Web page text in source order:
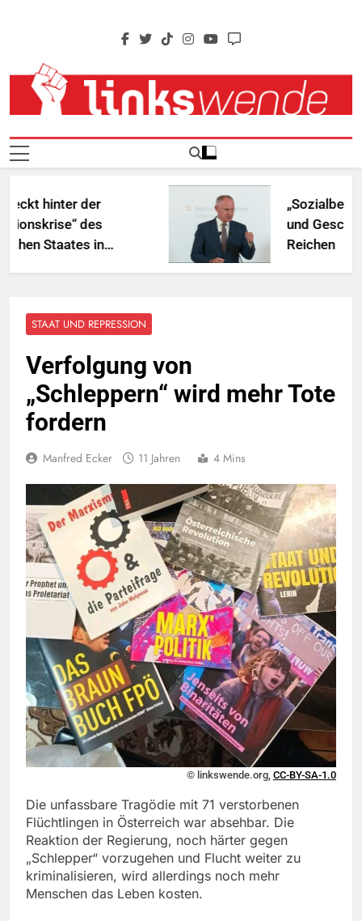
Linkswende Jetzt!
hinter der
des
Staates in
„Sozialbetrug“:
und Geschenke
Reichen
STAAT UND REPRESSION
Verfolgung von
„Schleppern“ wird mehr Tote
fordern
Manfred Ecker 11 Jahren 4 Mins
© linkswende.org, CC-BY-SA-1.0
Die unfassbare Tragödie mit 71 verstorbenen
Flüchtlingen in Österreich war absehbar. Die
Reaktion der Regierung, noch härter gegen
„Schlepper“ vorzugehen und Flucht weiter zu
kriminalisieren, wird allerdings noch mehr
Menschen das Leben kosten.